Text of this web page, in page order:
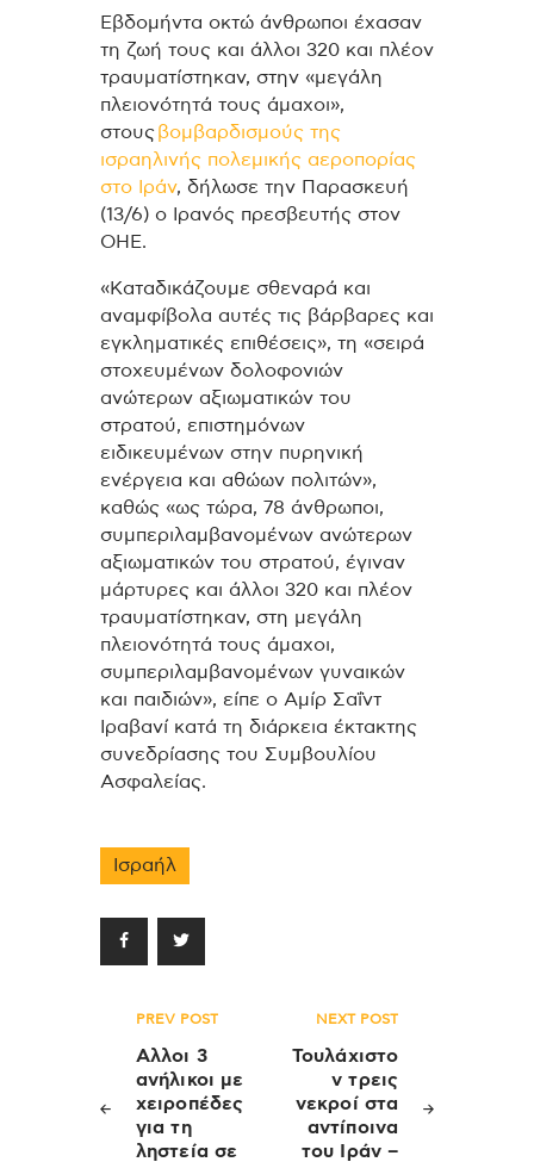
Εβδομήντα οκτώ άνθρωποι έχασαν
τη ζωή τους και άλλοι 320 και πλέον
τραυματίστηκαν, στην «μεγάλη
πλειονότητά τους άμαχοι»,
στους βομβαρδισμούς της
ισραηλινής πολεμικής αεροπορίας
στο Ιράν, δήλωσε την Παρασκευή
(13/6) ο Ιρανός πρεσβευτής στον
ΟΗΕ.
«Καταδικάζουμε σθεναρά και
αναμφίβολα αυτές τις βάρβαρες και
εγκληματικές επιθέσεις», τη «σειρά
στοχευμένων δολοφονιών
ανώτερων αξιωματικών του
στρατού, επιστημόνων
ειδικευμένων στην πυρηνική
ενέργεια και αθώων πολιτών»,
καθώς «ως τώρα, 78 άνθρωποι,
συμπεριλαμβανομένων ανώτερων
αξιωματικών του στρατού, έγιναν
μάρτυρες και άλλοι 320 και πλέον
τραυματίστηκαν, στη μεγάλη
πλειονότητά τους άμαχοι,
συμπεριλαμβανομένων γυναικών
και παιδιών», είπε ο Αμίρ Σαΐντ
Ιραβανί κατά τη διάρκεια έκτακτης
συνεδρίασης του Συμβουλίου
Ασφαλείας.
Ισραήλ
Πλοήγηση
άρθρων
PREV POST
Αλλοι 3
ανήλικοι με
χειροπέδες
για τη
ληστεία σε
NEXT POST
Τουλάχιστο
ν τρεις
νεκροί στα
αντίποινα
του Ιράν –